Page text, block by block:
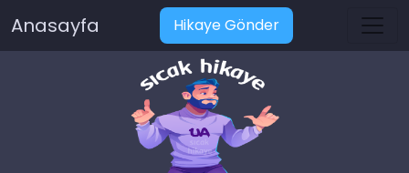
Anasayfa Hikaye Gönder